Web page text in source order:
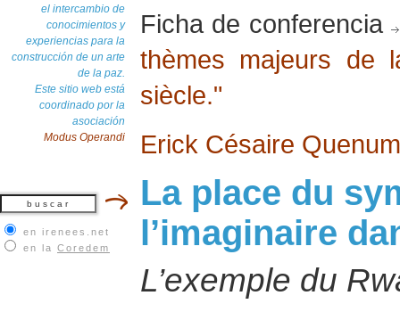
el intercambio de
conocimientos y
experiencias para la
construcción de un arte
de la paz.
Este sitio web está
coordinado por la
asociación
Modus Operandi
en irenees.net
en la Coredem
Ficha de conferencia
thèmes majeurs de
siècle."
Erick Césaire Quenum
La place du
l’imaginaire
L’exemple du